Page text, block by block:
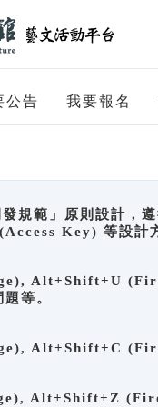
公告 我要報名
規範」原則設計，
Key) 等設計
Alt+Shift+U
等。
Alt+Shift+C
Alt+Shift+Z